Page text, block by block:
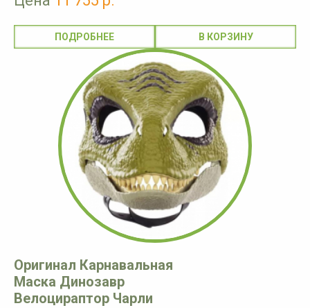
ПОДРОБНЕЕ
Оригинал Карнавальная
Маска Динозавр
Велоцираптор Чарли